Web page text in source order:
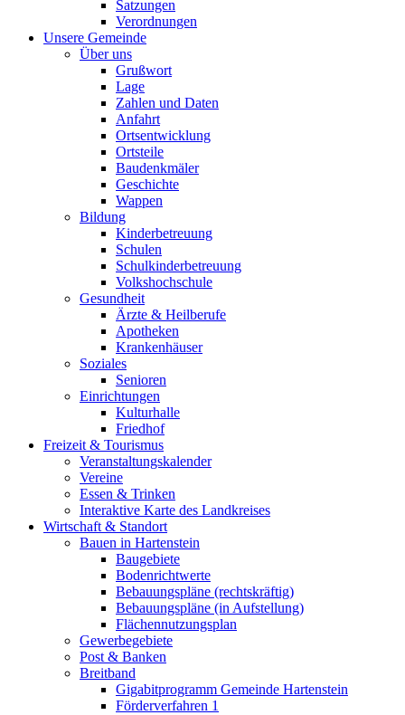
Satzungen
Verordnungen
Unsere Gemeinde
Über uns
Grußwort
Lage
Zahlen und Daten
Anfahrt
Ortsentwicklung
Ortsteile
Baudenkmäler
Geschichte
Wappen
Bildung
Kinderbetreuung
Schulen
Schulkinderbetreuung
Volkshochschule
Gesundheit
Ärzte & Heilberufe
Apotheken
Krankenhäuser
Soziales
Senioren
Einrichtungen
Kulturhalle
Friedhof
Freizeit & Tourismus
Veranstaltungskalender
Vereine
Essen & Trinken
Interaktive Karte des Landkreises
Wirtschaft & Standort
Bauen in Hartenstein
Baugebiete
Bodenrichtwerte
Bebauungspläne (rechtskräftig)
Bebauungspläne (in Aufstellung)
Flächennutzungsplan
Gewerbegebiete
Post & Banken
Breitband
Gigabitprogramm Gemeinde Hartenstein
Förderverfahren 1